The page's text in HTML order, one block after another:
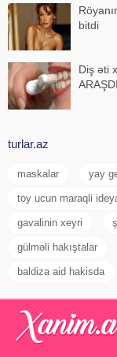
bitdi
Diş əti
turlar.az
maskalar yay
toy ucun maraqli
gavalinin xeyri
gülməli hakıştalar
baldiza aid hakisda